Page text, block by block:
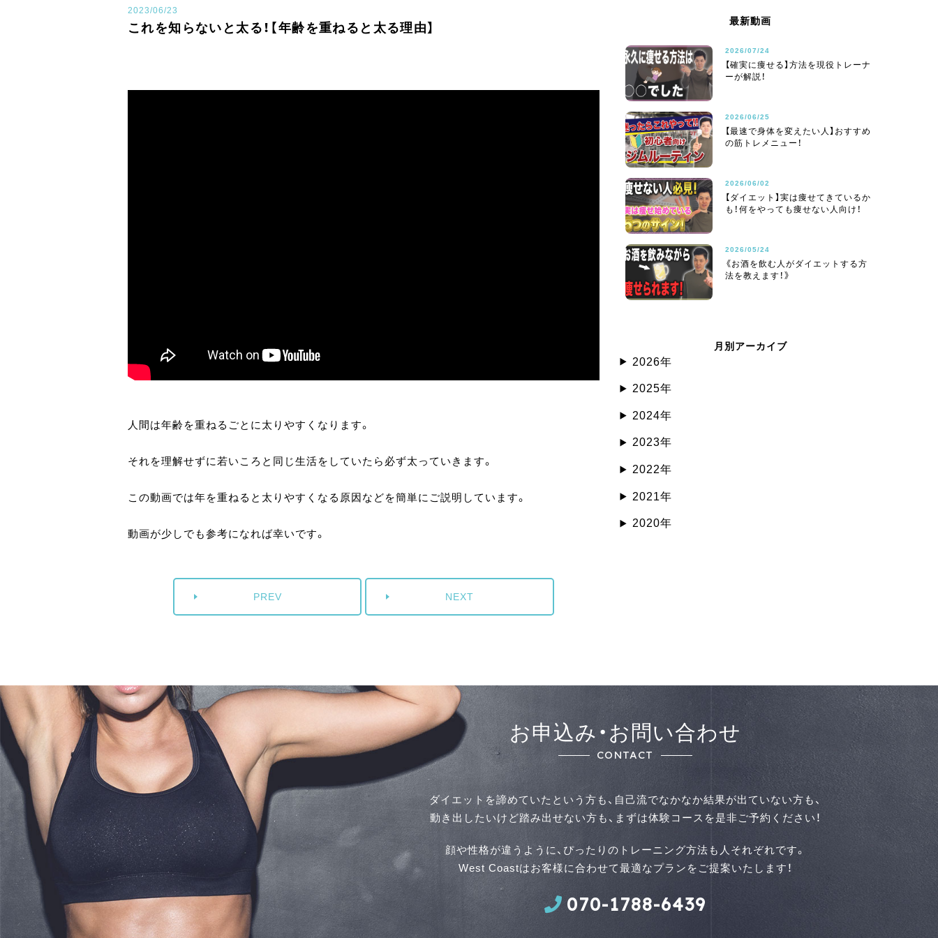
2023/06/23
これを知らないと太る！【年齢を重ねると太る理由】
人間は年齢を重ねるごとに太りやすくなります。
それを理解せずに若いころと同じ生活をしていたら必ず太っていきます。
この動画では年を重ねると太りやすくなる原因などを簡単にご説明しています。
動画が少しでも参考になれば幸いです。
PREV NEXT
最新動画
2026/07/24
【確実に痩せる】方法を現役トレーナ
ーが解説！
2026/06/25
【最速で身体を変えたい人】おすすめ
の筋トレメニュー！
2026/06/02
【ダイエット】実は痩せてきているか
も！何をやっても痩せない人向け！
2026/05/24
《お酒を飲む人がダイエットする方
法を教えます！》
月別アーカイブ
2026年
2025年
2024年
2023年
2022年
2021年
2020年
お申込み・ お問い合わせ
CONTACT
ダイエットを諦めていたという方も、自己流でなかなか結果が出ていない方も、
動き出したいけど踏み出せない方も、まずは体験コースを是⾮ご予約ください！
顔や性格が違うように、ぴったりのトレーニング方法も人それぞれです。
West Coastはお客様に合わせて最適なプランをご提案いたします！
070-1788-6439